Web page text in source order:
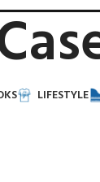
LIFESTYLE